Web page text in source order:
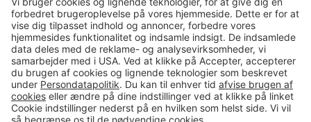
49 18 07 07
Salgsafdeling åbningstider
08.00-16.00